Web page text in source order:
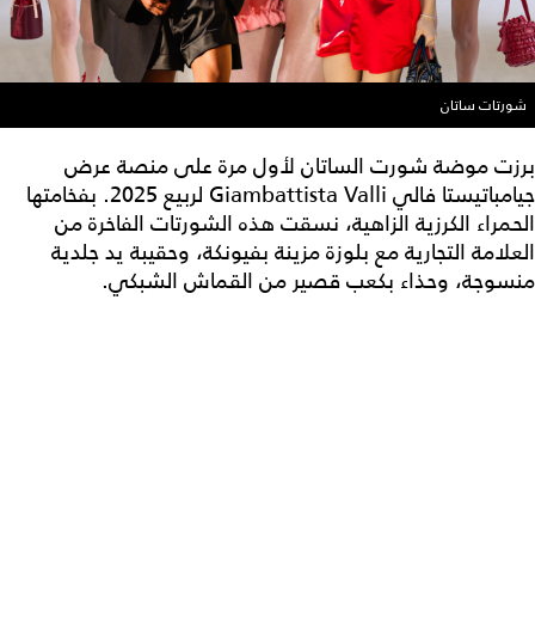
شورتات ساتان
برزت موضة شورت الساتان لأول مرة على منصة عرض
جيامباتيستا فالي Giambattista Valli لربيع 2025. بفخامتها
الحمراء الكرزية الزاهية، نسقت هذه الشورتات الفاخرة من
العلامة التجارية مع بلوزة مزينة بفيونكة، وحقيبة يد جلدية
منسوجة، وحذاء بكعب قصير من القماش الشبكي.